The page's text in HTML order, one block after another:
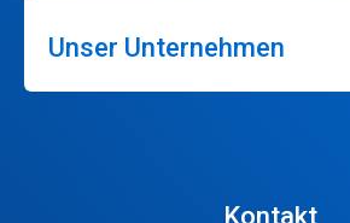
Unser Unternehmen
Kontakt